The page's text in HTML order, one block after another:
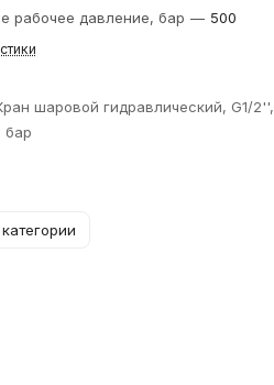
рабочее давление, бар — 500
шаровой гидравлический, G1/2'',
бар